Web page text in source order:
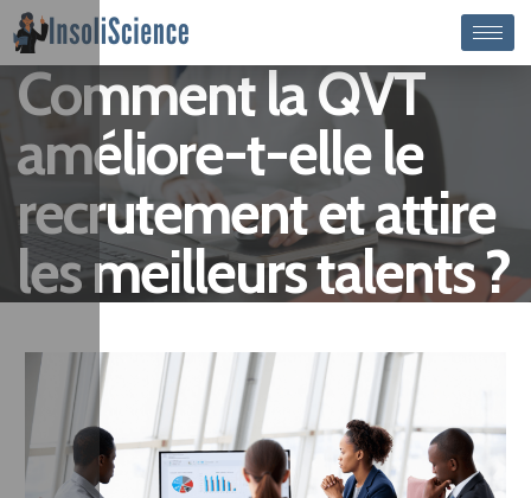
Comment la QVT
améliore-t-elle le
recrutement et attire
les meilleurs talents ?